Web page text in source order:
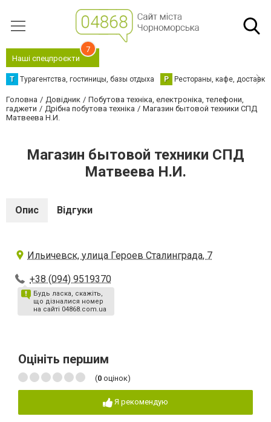
Наші спецпроєкти
7
Т Турагентства, гостиницы, базы отдыха Р Рестораны, кафе,
Головна Довідник
Побутова техніка, електроніка, телефони,
гаджети
Дрібна побутова техніка
Магазин бытовой техники СПД
Матвеева Н.И.
Магазин бытовой техники СПД
Матвеева Н.И.
Опис Відгуки
Ильичевск, улица Героев Сталинграда, 7
+38 (094) 9519370
Будь ласка, скажіть,
що дізналися номер
на сайті 04868.com.ua
Оцініть першим
(0 оцінок)
Я рекомендую